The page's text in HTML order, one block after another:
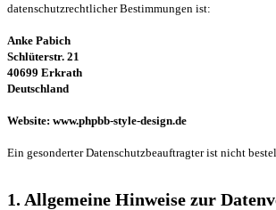
datenschutzrechtlicher Bestimmungen ist:
Anke Pabich
Schlüterstr. 21
40699 Erkrath
Deutschland
Website: www.phpbb-style-design.de
Ein gesonderter Datenschutzbeauftragter ist nicht
1. Allgemeine Hinweise zur